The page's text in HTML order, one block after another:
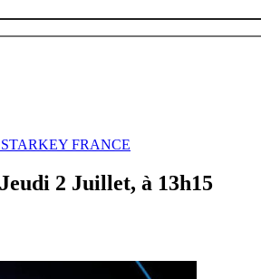
STARKEY FRANCE
2 Juillet, à 13h15